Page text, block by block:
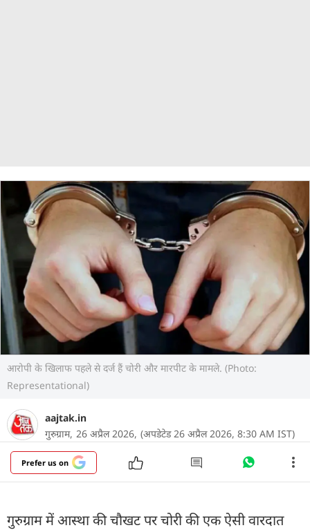
आरोपी के खिलाफ पहले से दर्ज हैं चोरी और मारपीट के मामले. (Photo:
Representational)
aajtak.in
गुरुग्राम, 26 अप्रैल 2026, (अपडेटेड 26 अप्रैल 2026, 8:30 AM IST)
Prefer us on
गुरुग्राम में आस्था की चौखट पर चोरी की एक ऐसी वारदात